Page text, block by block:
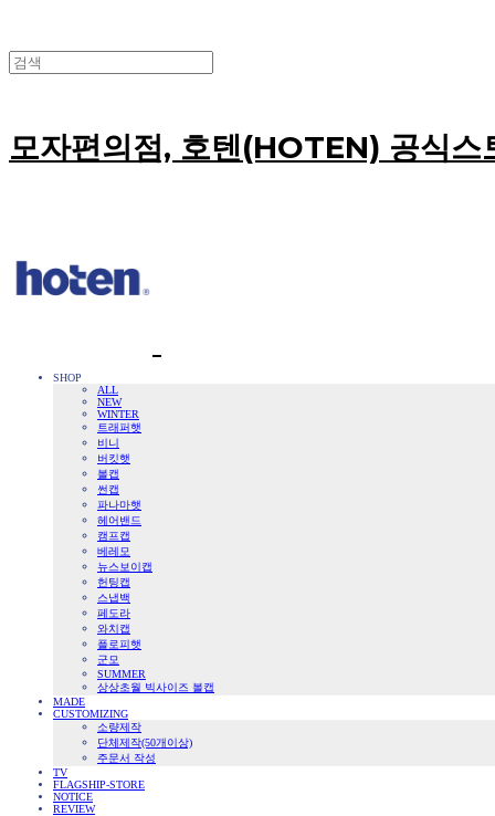
모자편의점, 호텐(HOTEN) 공식스
SHOP
ALL
NEW
WINTER
트래퍼햇
비니
버킷햇
볼캡
썬캡
파나마햇
헤어밴드
캠프캡
베레모
뉴스보이캡
헌팅캡
스냅백
페도라
와치캡
플로피햇
군모
SUMMER
상상초월 빅사이즈 볼캡
MADE
CUSTOMIZING
소량제작
단체제작(50개이상)
주문서 작성
TV
FLAGSHIP-STORE
NOTICE
REVIEW